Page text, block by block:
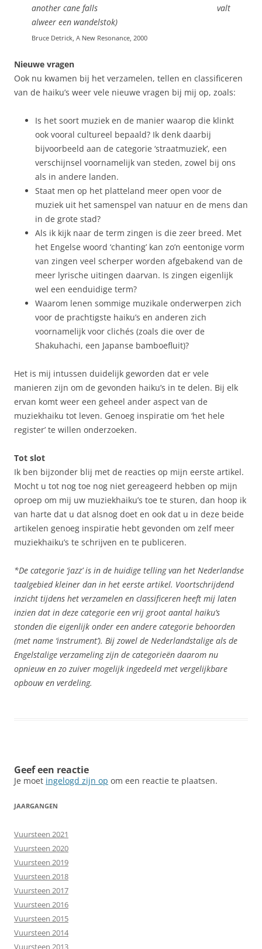
another cane falls valt
alweer een wandelstok)
Bruce Detrick, A New Resonance, 2000
Nieuwe vragen
Ook nu kwamen bij het verzamelen, tellen en classificeren
van de haiku’s weer vele nieuwe vragen bij mij op, zoals:
Is het soort muziek en de manier waarop die klinkt
ook vooral cultureel bepaald? Ik denk daarbij
bijvoorbeeld aan de categorie ‘straatmuziek’, een
verschijnsel voornamelijk van steden, zowel bij ons
als in andere landen.
Staat men op het platteland meer open voor de
muziek uit het samenspel van natuur en de mens dan
in de grote stad?
Als ik kijk naar de term zingen is die zeer breed. Met
het Engelse woord ‘chanting’ kan zo’n eentonige vorm
van zingen veel scherper worden afgebakend van de
meer lyrische uitingen daarvan. Is zingen eigenlijk
wel een eenduidige term?
Waarom lenen sommige muzikale onderwerpen zich
voor de prachtigste haiku’s en anderen zich
voornamelijk voor clichés (zoals die over de
Shakuhachi, een Japanse bamboefluit)?
Het is mij intussen duidelijk geworden dat er vele
manieren zijn om de gevonden haiku’s in te delen. Bij elk
ervan komt weer een geheel ander aspect van de
muziekhaiku tot leven. Genoeg inspiratie om ‘het hele
register’ te willen onderzoeken.
Tot slot
Ik ben bijzonder blij met de reacties op mijn eerste artikel.
Mocht u tot nog toe nog niet gereageerd hebben op mijn
oproep om mij uw muziekhaiku’s toe te sturen, dan hoop ik
van harte dat u dat alsnog doet en ook dat u in deze beide
artikelen genoeg inspiratie hebt gevonden om zelf meer
muziekhaiku’s te schrijven en te publiceren.
*De categorie ‘jazz’ is in de huidige telling van het Nederlandse
taalgebied kleiner dan in het eerste artikel. Voortschrijdend
inzicht tijdens het verzamelen en classificeren heeft mij laten
inzien dat in deze categorie een vrij groot aantal haiku’s
stonden die eigenlijk onder een andere categorie behoorden
(met name ‘instrument’). Bij zowel de Nederlandstalige als de
Engelstalige verzameling zijn de categorieën daarom nu
opnieuw en zo zuiver mogelijk ingedeeld met vergelijkbare
opbouw en verdeling.
Geef een reactie
Je moet ingelogd zijn op om een reactie te plaatsen.
JAARGANGEN
Vuursteen 2021
Vuursteen 2020
Vuursteen 2019
Vuursteen 2018
Vuursteen 2017
Vuursteen 2016
Vuursteen 2015
Vuursteen 2014
Vuursteen 2013